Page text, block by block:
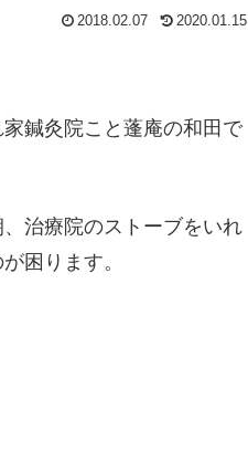
2018.02.07 2020.01.15
鍼灸院こと蓬庵の和田で
治療院のストーブをいれ
困ります。